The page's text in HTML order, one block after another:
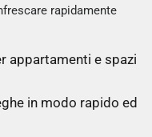
rapidamente
appartamenti e spazi
in modo rapido ed